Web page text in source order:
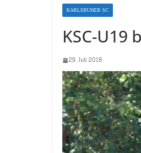
KARLSRUHER SC
KSC-U19
29. Juli 2018